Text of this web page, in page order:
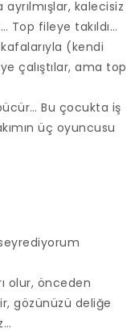
kalecisiz
Top fileye takıldı…
(kendi
çalıştılar, ama top
Bu çocukta iş
üç oyuncusu
olur, önceden
gözünüzü deliğe